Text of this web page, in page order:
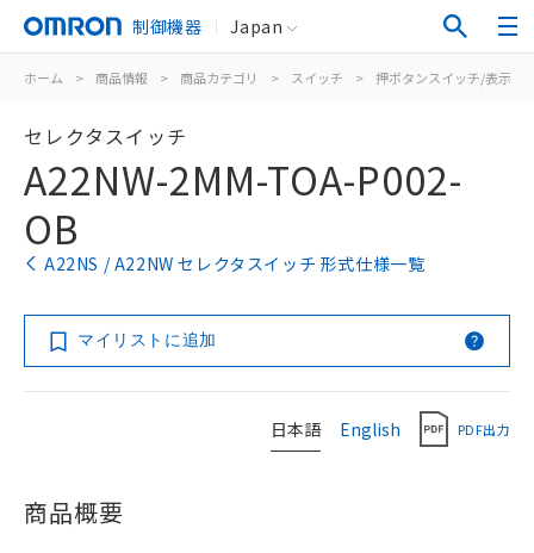
制御機器 Japan
ホーム > 商品情報 > 商品カテゴリ > スイッチ > 押ボタンスイッチ/表示灯
セレクタスイッチ
A22NW-2MM-TOA-P002-
OB
A22NS / A22NW セレクタスイッチ 形式仕様一覧
マイリストに追加
日本語 English PDF出力
商品概要